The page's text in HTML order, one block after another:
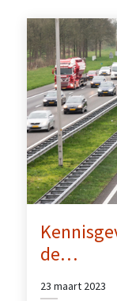
de…
23 maart 2023